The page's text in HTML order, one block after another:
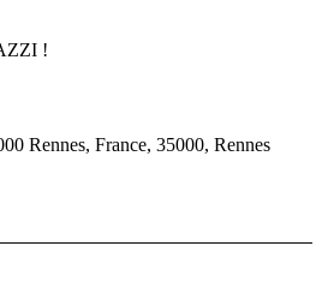
!
Rennes, France, 35000, Rennes